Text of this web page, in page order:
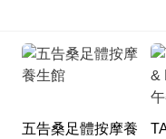
五告桑足體按摩養